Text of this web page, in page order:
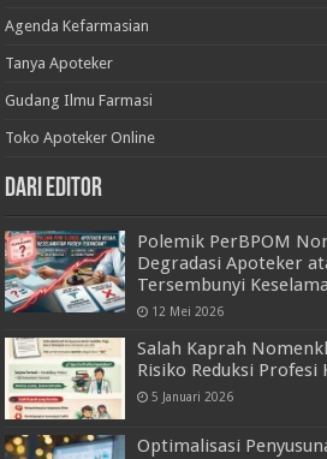
Agenda Kefarmasian
Tanya Apoteker
Gudang Ilmu Farmasi
Toko Apoteker Online
Dari Editor
Polemik PerBPOM
Degradasi Apoteker
Tersembunyi
12 Mei 2026
Salah Kaprah
Risiko Reduksi Profesi
5 Januari 2026
Optimalisasi